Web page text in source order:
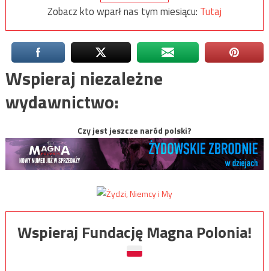
Zobacz kto wparł nas tym miesiącu: Tutaj
Wspieraj niezależne
wydawnictwo:
Czy jest jeszcze naród polski?
Wspieraj Fundację Magna Polonia!